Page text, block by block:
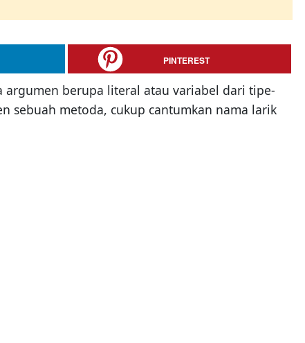
PINTEREST
argumen berupa literal atau variabel dari tipe-
sebuah metoda, cukup cantumkan nama larik